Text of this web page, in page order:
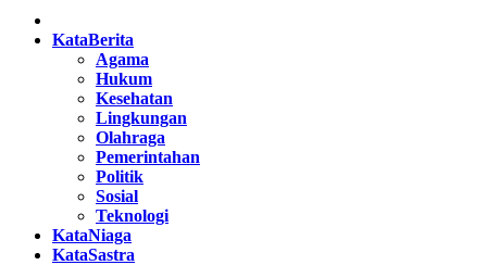
KataBerita
Agama
Hukum
Kesehatan
Lingkungan
Olahraga
Pemerintahan
Politik
Sosial
Teknologi
KataNiaga
KataSastra